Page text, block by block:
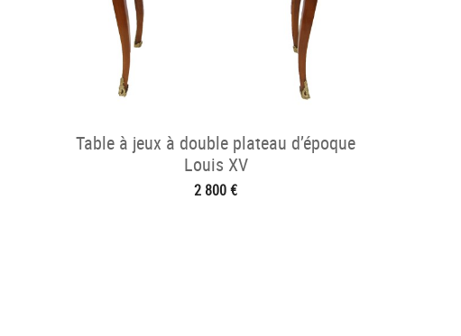
Table à jeux à double plateau d’époque
Louis XV
2 800 €